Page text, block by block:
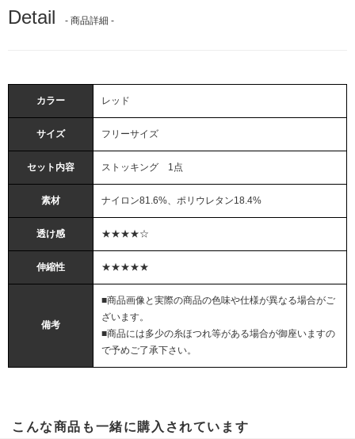
Detail - 商品詳細 -
カラー レッド
サイズ フリーサイズ
セット内容 ストッキング 1点
素材 ナイロン81.6%、ポリウレタン18.4%
透け感 ★★★★☆
伸縮性 ★★★★★
備考
■商品画像と実際の商品の色味や仕様が異なる場合がご
ざいます。
■商品には多少の糸ほつれ等がある場合が御座いますの
で予めご了承下さい。
こんな商品も一緒に購入されています